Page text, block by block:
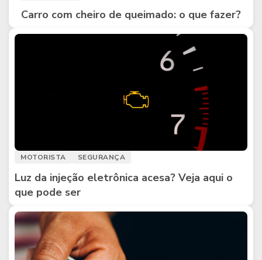
Carro com cheiro de queimado: o que fazer?
MOTORISTA SEGURANÇA
Luz da injeção eletrônica acesa? Veja aqui o
que pode ser